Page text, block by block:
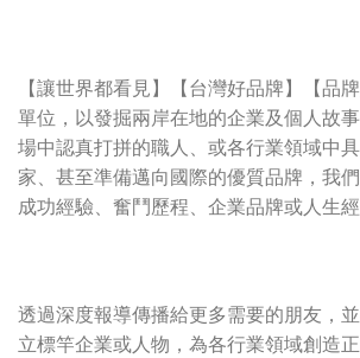
【讓世界都看見】【台灣好品牌】【品
單位，以發掘兩岸在地的企業及個人故
場中認真打拼的職人、或各行業領域中
家、甚至準備邁向國際的優質品牌，我
成功經驗、奮鬥歷程、企業品牌或人生
透過深度報導傳播給更多需要的朋友，
立標竿企業或人物，為各行業領域創造